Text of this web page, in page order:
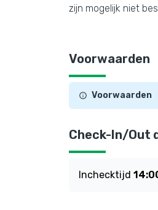
zijn mogelijk niet
Voorwaarden
Voorwaarden
Check-In/Out
Inchecktijd